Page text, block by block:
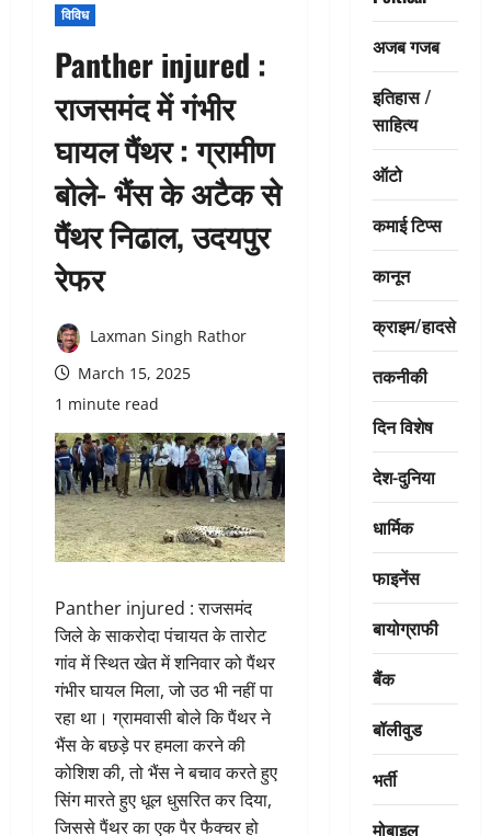
विविध
Panther injured :
राजसमंद में गंभीर
घायल पैंथर : ग्रामीण
बोले- भैंस के अटैक से
पैंथर निढाल, उदयपुर
रेफर
Laxman Singh Rathor
March 15, 2025
1 minute read
Panther injured : राजसमंद
जिले के साकरोदा पंचायत के तारोट
गांव में स्थित खेत में शनिवार को पैंथर
गंभीर घायल मिला, जो उठ भी नहीं पा
रहा था। ग्रामवासी बोले कि पैंथर ने
भैंस के बछड़े पर हमला करने की
कोशिश की, तो भैंस ने बचाव करते हुए
सिंग मारते हुए धूल धुसरित कर दिया,
जिससे पैंथर का एक पैर फैक्चर हो
अजब गजब
इतिहास /
साहित्य
ऑटो
कमाई टिप्स
कानून
क्राइम/हादसे
तकनीकी
दिन विशेष
देश-दुनिया
धार्मिक
फाइनेंस
बायोग्राफी
बैंक
बॉलीवुड
भर्ती
मोबाइल